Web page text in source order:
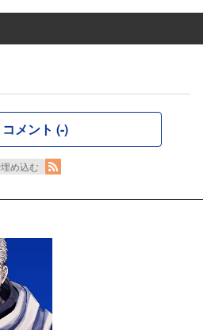
コメント (-)
埋め込む